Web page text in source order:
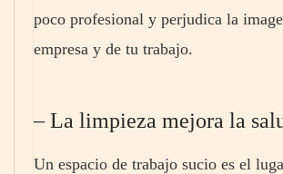
poco profesional y perjudica la
empresa y de tu trabajo.
– La limpieza mejora la
Un espacio de trabajo sucio es el